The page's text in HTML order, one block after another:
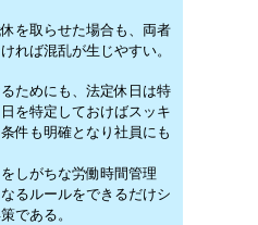
を取らせた場合も、両者
れば混乱が生じやすい。
ためにも、法定休日は特
を特定しておけばスッキ
件も明確となり社員にも
しがちな労働時間管理
るルールをできるだけシ
である。